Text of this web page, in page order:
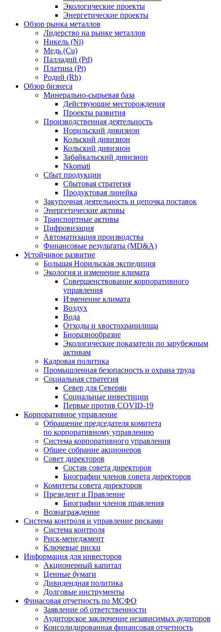
Экологические проекты
Энергетические проекты
Обзор рынка металлов
Лидерство на рынке металлов
Никель (Ni)
Медь (Cu)
Палладий (Pd)
Платина (Pt)
Родий (Rh)
Обзор бизнеса
Минерально-сырьевая база
Действующие месторождения
Проекты развития
Производственная деятельность
Норильский дивизион
Кольский дивизион
Кольский дивизион
Забайкальский дивизион
Nkomati
Сбыт продукции
Сбытовая стратегия
Продуктовая линейка
Закупочная деятельность и цепочка поставок
Энергетические активы
Транспортные активы
Цифровизация
Автоматизация производства
Финансовые результаты (MD&A)
Устойчивое развитие
Большая Норильская экспедиция
Экология и изменение климата
Совершенствование корпоративного
управления
Изменение климата
Воздух
Вода
Отходы и хвостохранилища
Биоразнообразие
Экологические показатели по зарубежным
активам
Кадровая политика
Промышленная безопасность и охрана труда
Социальная стратегия
Север для Северян
Социальные инвестиции
Первые против COVID‑19
Корпоративное управление
Обращение председателя комитета
по корпоративному управлению
Система корпоративного управления
Общее собрание акционеров
Совет директоров
Состав совета директоров
Биографии членов совета директоров
Комитеты совета директоров
Президент и Правление
Биографии членов правления
Вознаграждение
Система контроля и управление рисками
Система контроля
Риск-менеджмент
Ключевые риски
Информация для инвесторов
Акционерный капитал
Ценные бумаги
Дивидендная политика
Долговые инструменты
Финасовая отчетность по МСФО
Заявление об ответственности
Аудиторское заключение независимых аудиторов
Консолидированная финансовая отчетность